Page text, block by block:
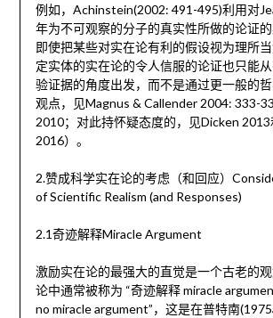
例如，Achinstein(2002: 491-495)利用对
年为不可观察的分子的真实性所做的论证
即使把某些对实在论有利的假设视为理所
定实体的实在论的令人信服的论证也只能
验证据的角度出发，而不是通过更一般的
观点，见Magnus & Callender 2004: 333-
2010；对此持怀疑态度的，见Dicken 2013
2016）。
2.赞成科学实在论的考虑（和回应）
of Scientific Realism (and Responses)
2.1奇迹解释Miracle Argument
激励实在论的最强大的直觉是一个古老的
论中通常被称为 “奇迹解释 miracle
no miracle argument”，这是在普特南